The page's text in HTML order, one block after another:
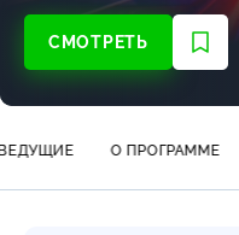
СМОТРЕТЬ
О ПРОГРАММЕ